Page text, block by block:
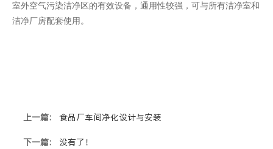
室外空气污染洁净区的有效设备，通用性较强，可与所有洁净室和
洁净厂房配套使用。
上一篇: 食品厂车间净化设计与安装
下一篇: 没有了！